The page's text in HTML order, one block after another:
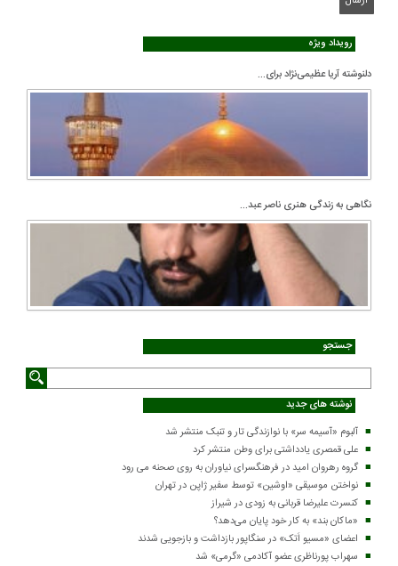
رویداد ویژه
دلنوشته آریا عظیمی‌نژاد برای...
نگاهی به زندگی هنری ناصر عبد...
جستجو
نوشته های جدید
آلبوم «آسیمه سر» با نوازندگی تار و تنبک منتشر شد
علی قمصری یادداشتی برای وطن منتشر کرد
گروه رهروان امید در فرهنگسرای نیاوران به روی صحنه می رود
نواختن موسیقی «اوشین» توسط سفیر ژاپن در تهران
کنسرت علیرضا قربانی به زودی در شیراز
«ماکان بند» به کار خود پایان می‌دهد؟
اعضای «مسیو اَتک» در سنگاپور بازداشت و بازجویی شدند
سهراب پورناظری عضو آکادمی «گرمی» شد